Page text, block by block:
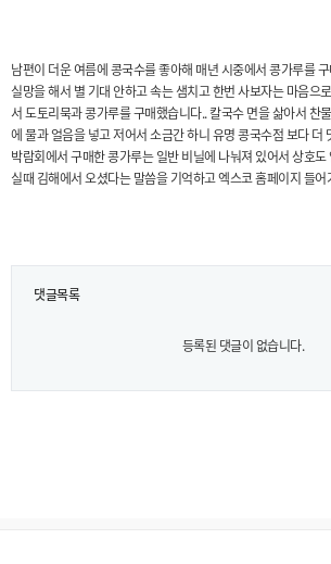
남편이 더운 여름에 콩국수를 좋아해 매년 시중에서 콩가루를
실망을 해서 별 기대 안하고 속는 샘치고 한번 사보자는 마음으
서 도토리묵과 콩가루를 구매했습니다.. 칼국수 면을 삶아서 찬
에 물과 얼음을 넣고 저어서 소금간 하니 유명 콩국수점 보다 더
박람회에서 구매한 콩가루는 일반 비닐에 나눠져 있어서 상호
실때 김해에서 오셨다는 말씀을 기억하고 엑스코 홈페이지 들
댓글목록
등록된 댓글이 없습니다.